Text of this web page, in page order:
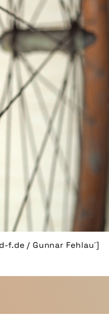
f.de / Gunnar Fehlau´]